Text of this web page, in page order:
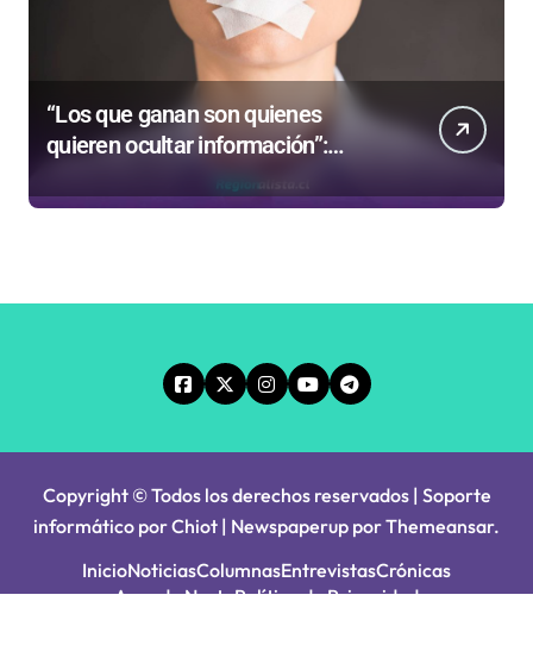
“Los que ganan son quienes
quieren ocultar información”:
Colegio de Periodistas cuestiona la
“Ley Mordaza 2.0”
Copyright © Todos los derechos reservados | Soporte
informático por Chiot | Newspaperup porThemeansar.
InicioNoticiasColumnasEntrevistasCrónicas
Agenda NortePolítica de Privacidad